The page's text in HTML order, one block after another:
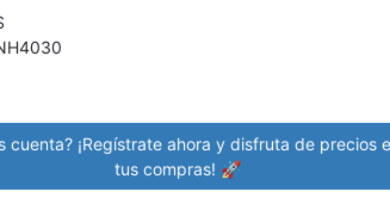
cuenta? ¡Regístrate ahora y disfruta de precios
tus compras! 🚀